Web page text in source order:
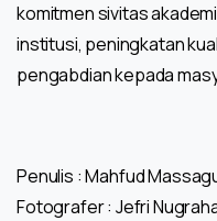
komitmen sivitas
institusi, peningkatan
pengabdian kepada
Penulis : Mahfud
Fotografer : Jefri